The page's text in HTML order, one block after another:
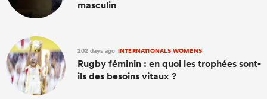
masculin
202 days ago INTERNATIONALS WOMENS
Rugby féminin : en quoi les trophées sont-
ils des besoins vitaux ?